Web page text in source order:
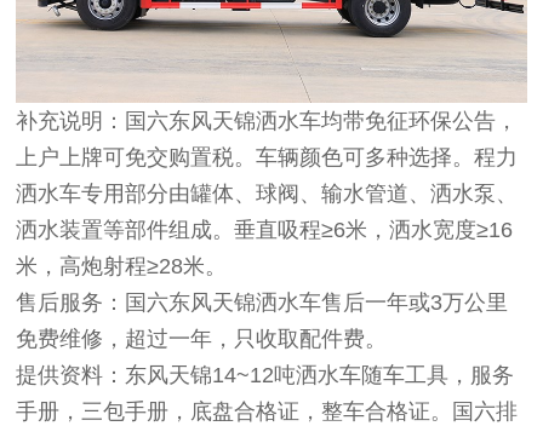
补充说明：国六东风天锦洒水车均带免征环保公告，
上户上牌可免交购置税。车辆颜色可多种选择。程力
洒水车专用部分由罐体、球阀、输水管道、洒水泵、
洒水装置等部件组成。垂直吸程≥6米，洒水宽度≥16
米，高炮射程≥28米。
售后服务：国六东风天锦洒水车售后一年或3万公里
免费维修，超过一年，只收取配件费。
提供资料：东风天锦14~12吨洒水车随车工具，服务
手册，三包手册，底盘合格证，整车合格证。国六排